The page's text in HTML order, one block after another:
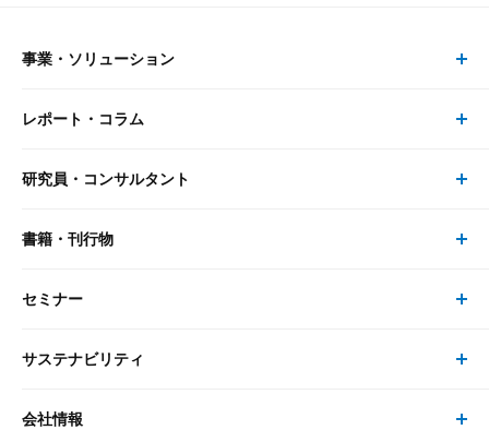
事業・ソリューション
事業・ソリューション トップ
リサーチ
レポート・コラム
レポート・コラム トップ
最新のレポート・コラム
研究員・コンサルタント
研究員・コンサルタント トップ
研究員
書籍・刊行物
書籍・刊行物 トップ
書籍
セミナー
セミナー トップ
現在受付中のセミナー・イベント
サステナビリティ
サステナビリティの取り組み
会社情報